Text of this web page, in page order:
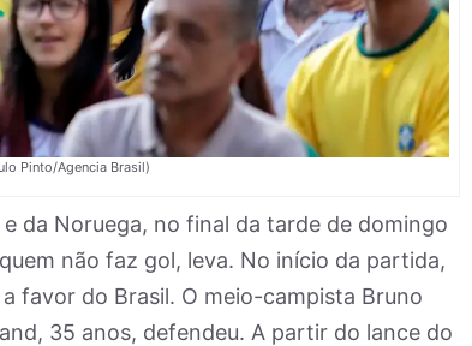
Pinto/Agencia Brasil)
da Noruega, no final da tarde de domingo
não faz gol, leva. No início da partida,
favor do Brasil. O meio-campista Bruno
35 anos, defendeu. A partir do lance do